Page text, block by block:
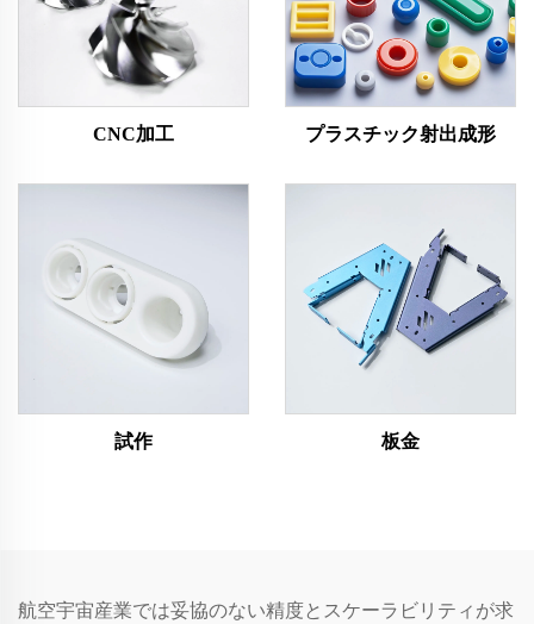
CNC加工 プラスチック射出成形
試作 板金
航空宇宙産業では妥協のない精度とスケーラビリティが求